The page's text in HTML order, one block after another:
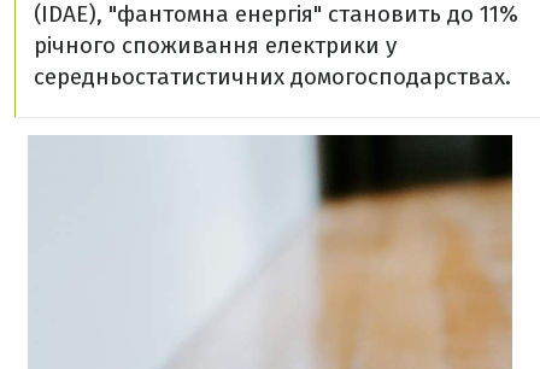
(IDAE), "фантомна енергія" становить до 11%
річного споживання електрики у
середньостатистичних домогосподарствах.